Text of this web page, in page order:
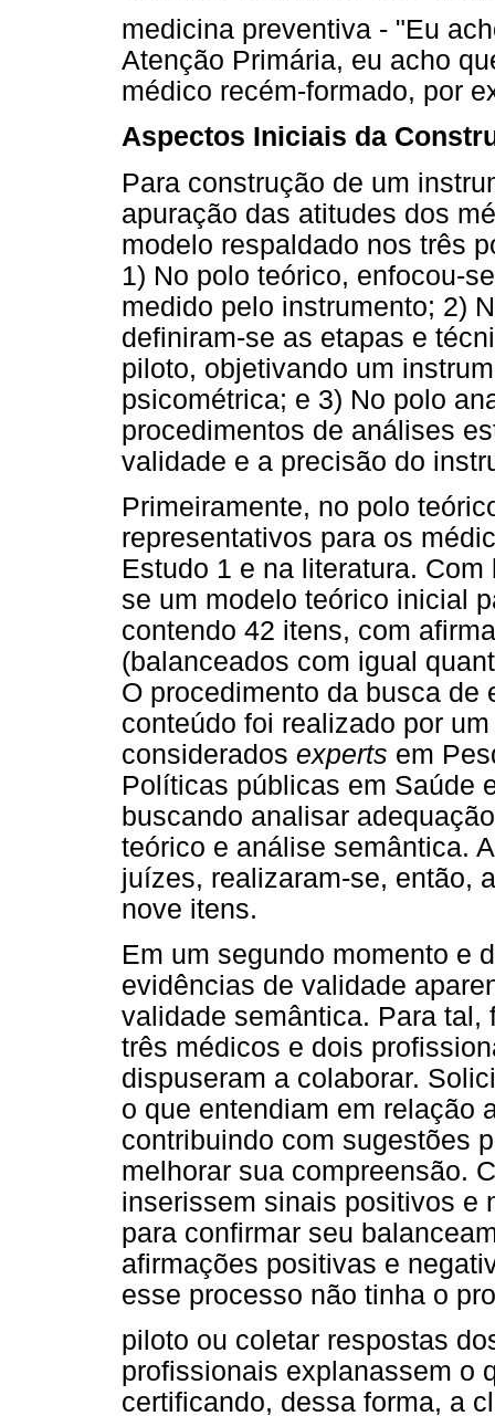
medicina preventiva - "Eu
Atenção Primária, eu acho
médico recém-formado, por
Aspectos Iniciais da
Para construção de um
apuração das atitudes dos
modelo respaldado nos três
1) No polo teórico, enfocou-
medido pelo instrumento; 2)
definiram-se as etapas e
piloto, objetivando um
psicométrica; e 3) No polo
procedimentos de análises
validade e a precisão do
Primeiramente, no polo
representativos para os
Estudo 1 e na literatura.
se um modelo teórico inicial
contendo 42 itens, com
(balanceados com igual
O procedimento da busca de
conteúdo foi realizado por
considerados experts em
Políticas públicas em Saúde
buscando analisar
teórico e análise semântica.
juízes, realizaram-se, então,
nove itens.
Em um segundo momento e
evidências de validade
validade semântica. Para
três médicos e dois
dispuseram a colaborar.
o que entendiam em relação
contribuindo com sugestões
melhorar sua compreensão.
inserissem sinais positivos e
para confirmar seu
afirmações positivas e
esse processo não tinha o
piloto ou coletar respostas
profissionais explanassem o
certificando, dessa forma, a